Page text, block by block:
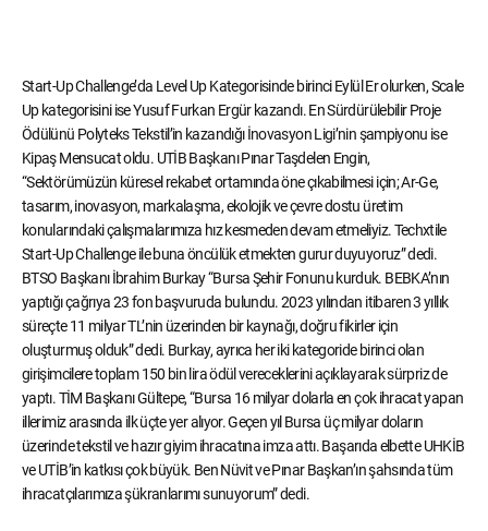
Start-Up Challenge’da Level Up Kategorisinde birinci Eylül Er olurken, Scale
Up kategorisini ise Yusuf Furkan Ergür kazandı. En Sürdürülebilir Proje
Ödülünü Polyteks Tekstil’in kazandığı İnovasyon Ligi’nin şampiyonu ise
Kipaş Mensucat oldu. UTİB Başkanı Pınar Taşdelen Engin,
“Sektörümüzün küresel rekabet ortamında öne çıkabilmesi için; Ar-Ge,
tasarım, inovasyon, markalaşma, ekolojik ve çevre dostu üretim
konularındaki çalışmalarımıza hız kesmeden devam etmeliyiz. Techxtile
Start-Up Challenge ile buna öncülük etmekten gurur duyuyoruz” dedi.
BTSO Başkanı İbrahim Burkay “Bursa Şehir Fonunu kurduk. BEBKA’nın
yaptığı çağrıya 23 fon başvuruda bulundu. 2023 yılından itibaren 3 yıllık
süreçte 11 milyar TL’nin üzerinden bir kaynağı, doğru fikirler için
oluşturmuş olduk” dedi. Burkay, ayrıca her iki kategoride birinci olan
girişimcilere toplam 150 bin lira ödül vereceklerini açıklayarak sürpriz de
yaptı. TİM Başkanı Gültepe, “Bursa 16 milyar dolarla en çok ihracat yapan
illerimiz arasında ilk üçte yer alıyor. Geçen yıl Bursa üç milyar doların
üzerinde tekstil ve hazır giyim ihracatına imza attı. Başarıda elbette UHKİB
ve UTİB’in katkısı çok büyük. Ben Nüvit ve Pınar Başkan’ın şahsında tüm
ihracatçılarımıza şükranlarımı sunuyorum” dedi.